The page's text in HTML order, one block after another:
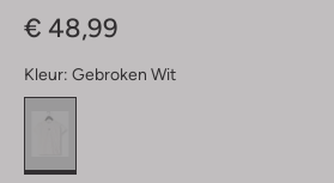
€ 48,99
Kleur: Gebroken Wit